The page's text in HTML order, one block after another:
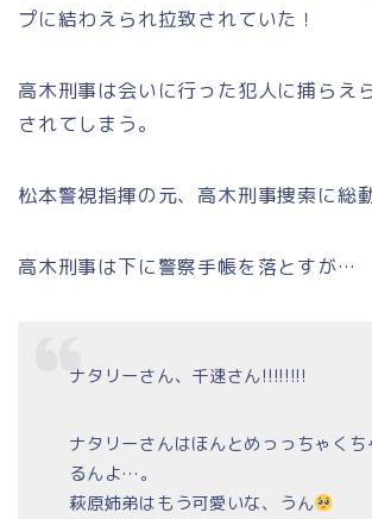
プに結わえられ拉致されていた！
高木刑事は会いに行った犯人に捕らえ
されてしまう。
松本警視指揮の元、高木刑事捜索に総動
高木刑事は下に警察手帳を落とすが…
ナタリーさん、千速さん!!!!!!!!
ナタリーさんはほんとめっっちゃくち
るんよ…。
萩原姉弟はもう可愛いな、うん